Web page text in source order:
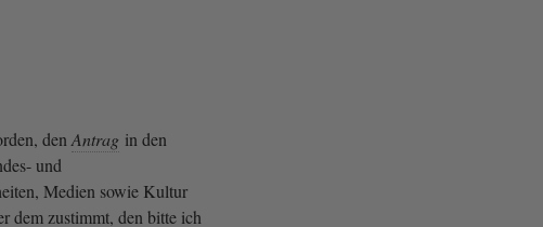
den Antrag in den
und
Medien sowie Kultur
dem zustimmt, den bitte ich